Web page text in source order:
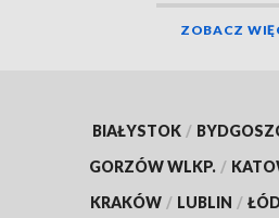
ZOBACZ
BIAŁYSTOK /
GORZÓW WLKP. /
KRAKÓW / LUBLIN /